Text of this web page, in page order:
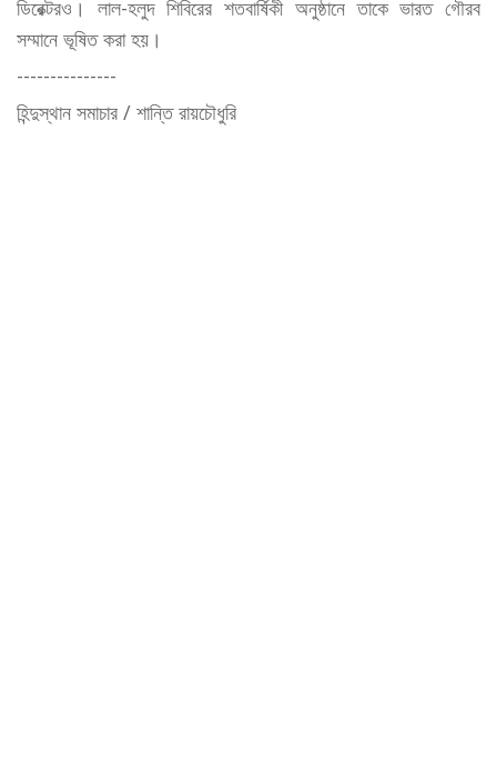
ডিরেক্টরও। লাল-হলুদ শিবিরের শতবার্ষিকী অনুষ্ঠানে তাকে ভারত গৌরব
সম্মানে ভূষিত করা হয়।
---------------
হিন্দুস্থান সমাচার / শান্তি রায়চৌধুরি